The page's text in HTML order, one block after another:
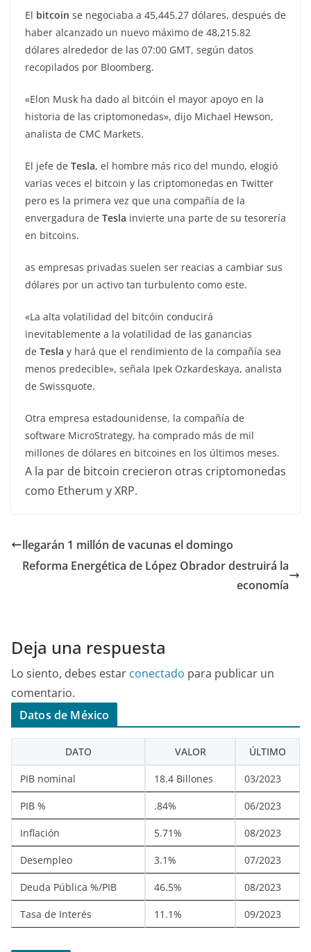
El bitcoin se negociaba a 45,445.27 dólares, después de
haber alcanzado un nuevo máximo de 48,215.82
dólares alrededor de las 07:00 GMT, según datos
recopilados por Bloomberg.
«Elon Musk ha dado al bitcóin el mayor apoyo en la
historia de las criptomonedas», dijo Michael Hewson,
analista de CMC Markets.
El jefe de Tesla, el hombre más rico del mundo, elogió
varias veces el bitcoin y las criptomonedas en Twitter
pero es la primera vez que una compañía de la
envergadura de Tesla invierte una parte de su tesorería
en bitcoins.
as empresas privadas suelen ser reacias a cambiar sus
dólares por un activo tan turbulento como este.
«La alta volatilidad del bitcóin conducirá
inevitablemente a la volatilidad de las ganancias
de Tesla y hará que el rendimiento de la compañía sea
menos predecible», señala Ipek Ozkardeskaya, analista
de Swissquote.
Otra empresa estadounidense, la compañía de
software MicroStrategy, ha comprado más de mil
millones de dólares en bitcoines en los últimos meses.
A la par de bitcoin crecieron otras criptomonedas
como Etherum y XRP.
llegarán 1 millón de vacunas el domingo
Reforma Energética de López Obrador destruirá la
economía
Deja una respuesta
Lo siento, debes estar conectado para publicar un
comentario.
Datos de México
DATO VALOR ÚLTIMO
PIB nominal 18.4 Billones 03/2023
PIB % .84% 06/2023
Inflación 5.71% 08/2023
Desempleo 3.1% 07/2023
Deuda Pública %/PIB 46.5% 08/2023
Tasa de Interés 11.1% 09/2023